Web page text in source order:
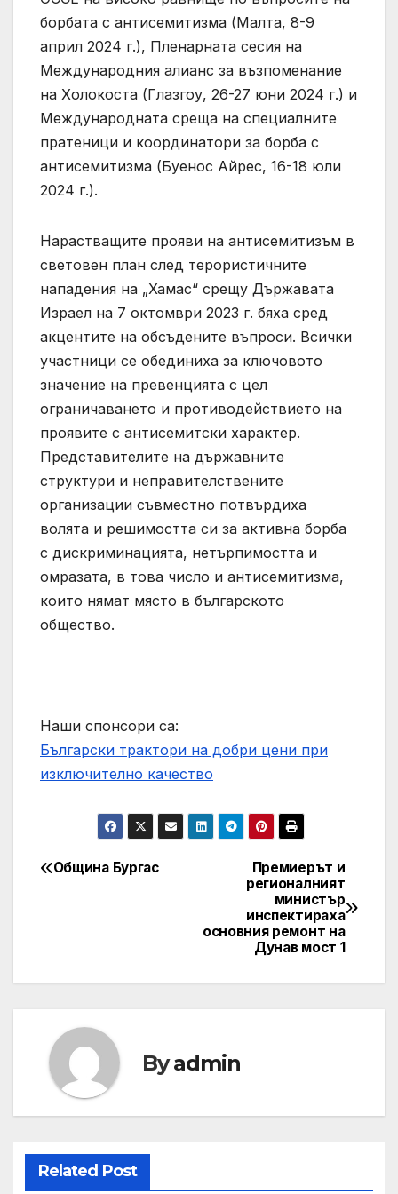
борбата с антисемитизма (Малта, 8-9
април 2024 г.), Пленарната сесия на
Международния алианс за възпоменание
на Холокоста (Глазгоу, 26-27 юни 2024 г.) и
Международната среща на специалните
пратеници и координатори за борба с
антисемитизма (Буенос Айрес, 16-18 юли
2024 г.).
Нарастващите прояви на антисемитизъм в
световен план след терористичните
нападения на „Хамас“ срещу Държавата
Израел на 7 октомври 2023 г. бяха сред
акцентите на обсъдените въпроси. Всички
участници се обединиха за ключовото
значение на превенцията с цел
ограничаването и противодействието на
проявите с антисемитски характер.
Представителите на държавните
структури и неправителствените
организации съвместно потвърдиха
волята и решимостта си за активна борба
с дискриминацията, нетърпимостта и
омразата, в това число и антисемитизма,
които нямат място в българското
общество.
Наши спонсори са:
Български трактори на добри цени при
изключително качество
Post
Премиерът и
регионалният
министър
инспектираха
основния ремонт на
Дунав мост 1
Община Бургас
Byadmin
Related Post